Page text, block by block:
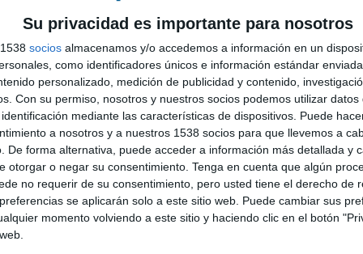
Su privacidad es importante para nosotros
socios almacenamos y/o accedemos a información en un
como identificadores únicos e información estándar
personalizado, medición de publicidad y contenido,
Con su permiso, nosotros y nuestros socios podemos utilizar datos
mediante las características de dispositivos. Puede
a nosotros y a nuestros 1538 socios para que llevemos a
De forma alternativa, puede acceder a información más detallada y
otorgar o negar su consentimiento. Tenga en cuenta que algún
no requerir de su consentimiento, pero usted tiene el derecho de
se aplicarán solo a este sitio web. Puede cambiar sus
momento volviendo a este sitio y haciendo clic en el botón
acciones que aporten un valor
en general".
de Estudi Ferran Sendra, como vicepresidenta;
de secretaria; Pedro Pablo Pérez, de Fazeta,
César González (SOMOS Experiences), Rafael
Agudo (Nanook), Rudolf Rannegger (MCI
toda la geografía española, se ha consolidado
del sector y en su posicionamiento dentro del
de crecimiento y expansión, impulsada por hitos
del sector, el aumento del número de
Awards o el fortalecimiento de los programas de